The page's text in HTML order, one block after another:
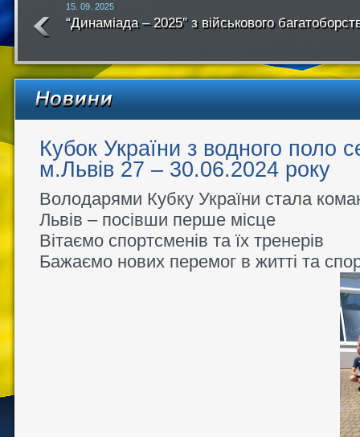
15. 09. 2025
“Динаміада – 2025″ з військового
року
Кубок України з водного поло
м.Львів 27 – 30.06.2024 року
Володарями Кубку України стала
Львів – посівши перше місце
Вітаємо спортсменів та їх тренерів
Бажаємо нових перемог в житті та